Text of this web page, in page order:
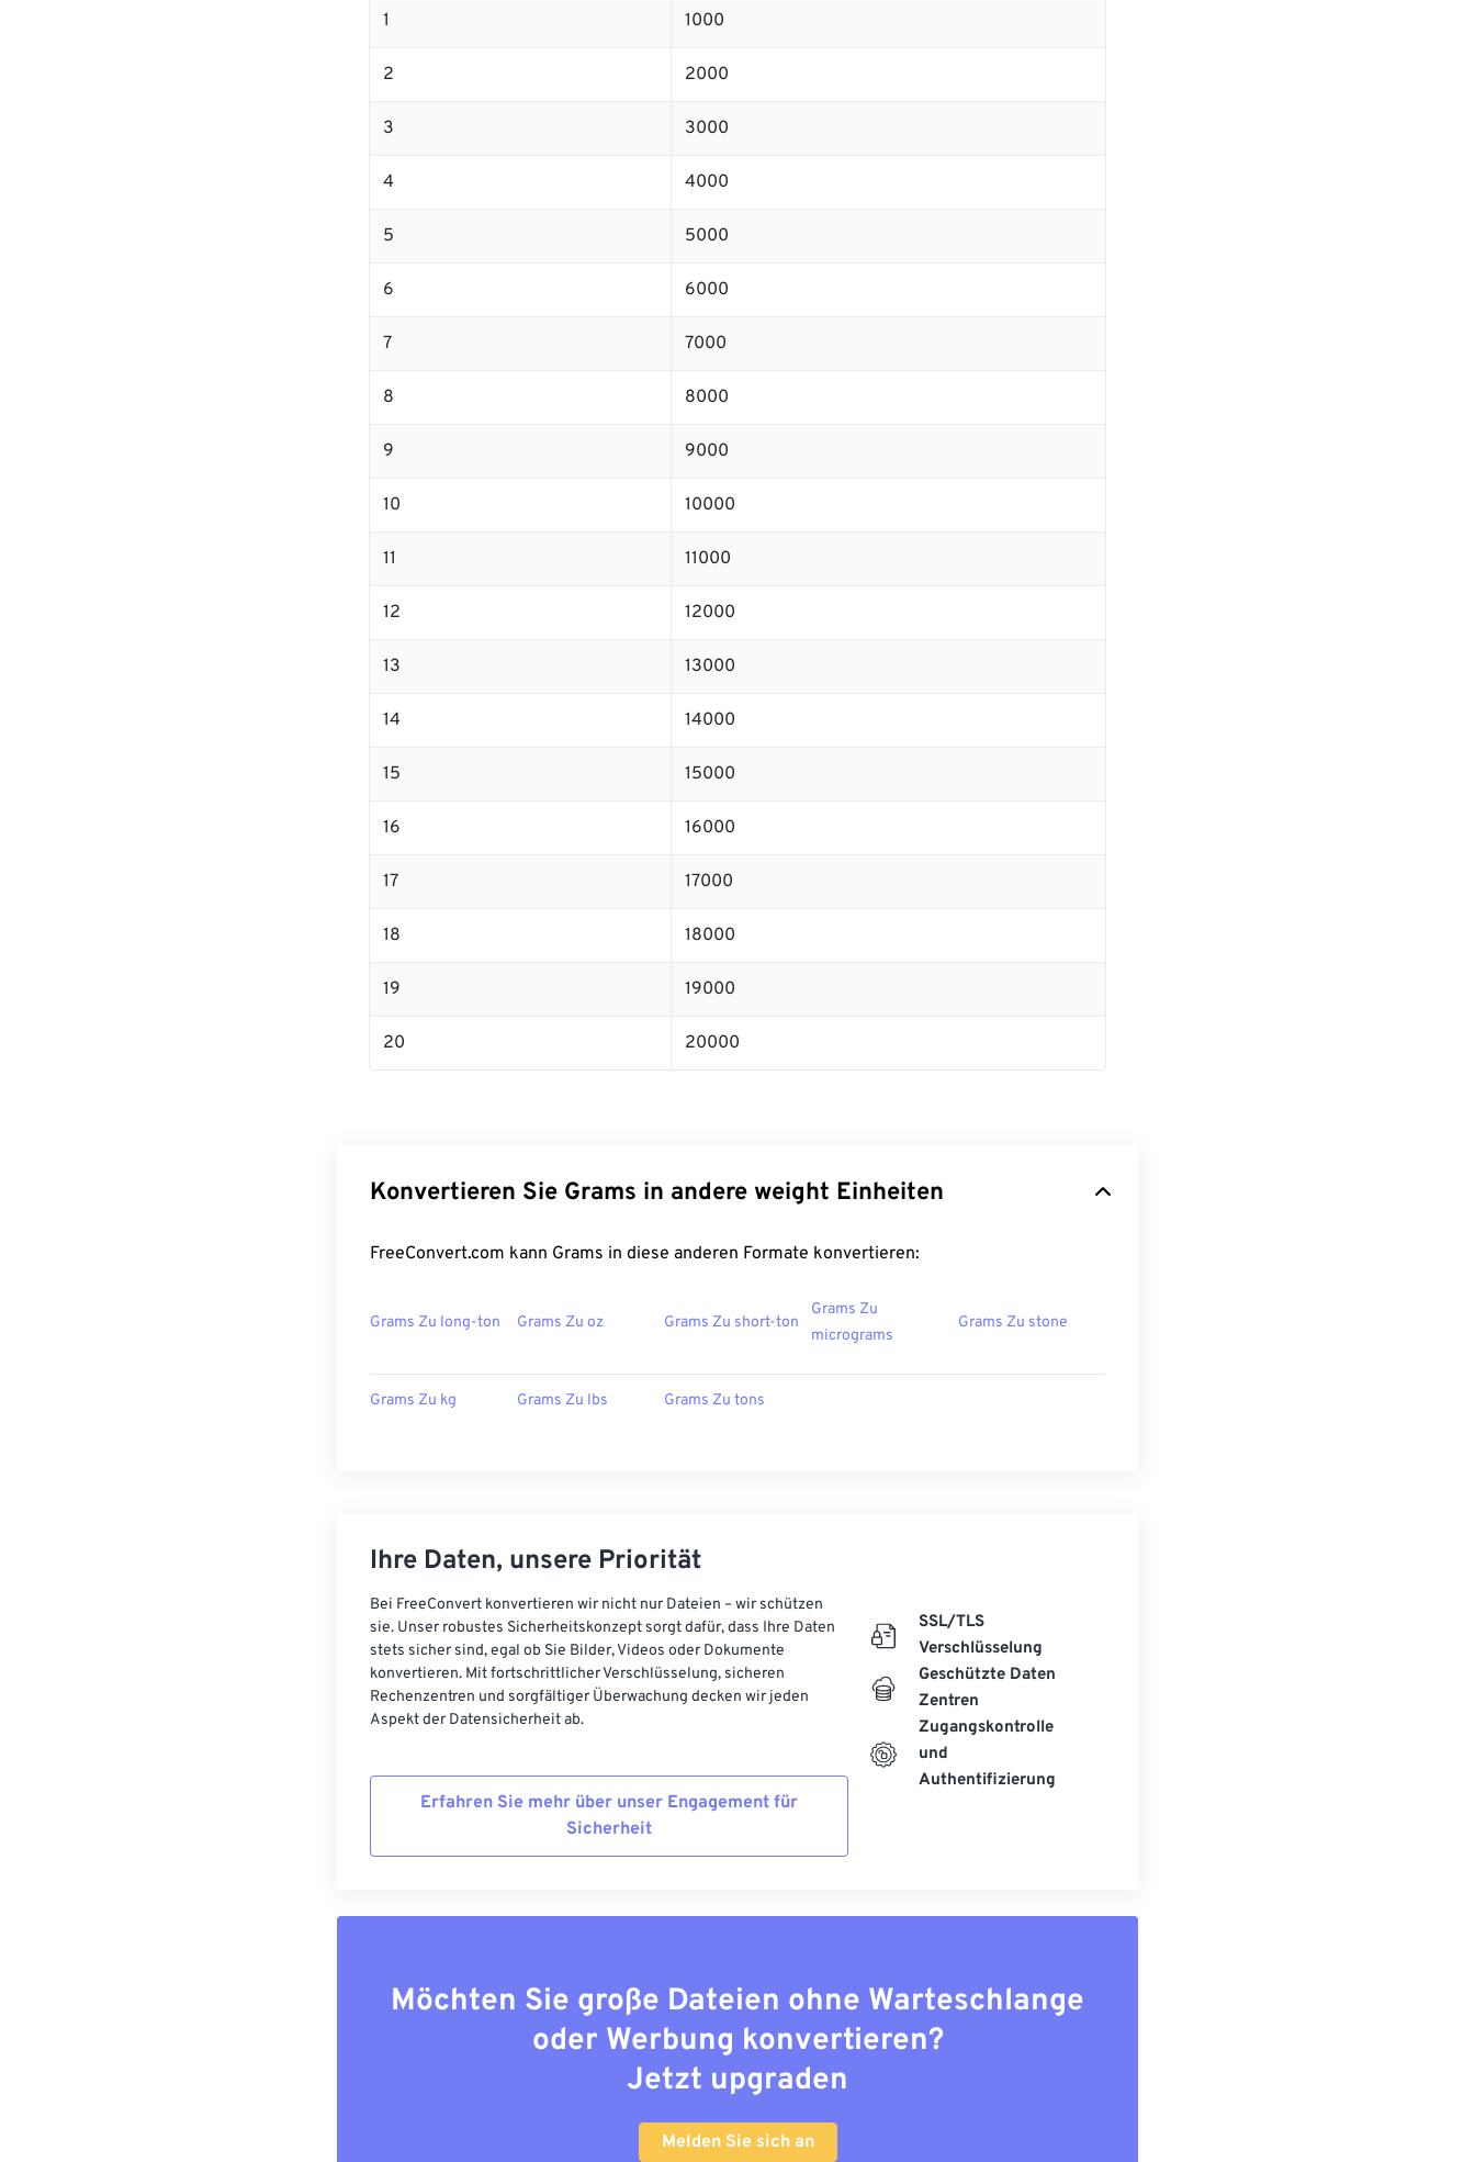
1 1000
2 2000
3 3000
4 4000
5 5000
6 6000
7 7000
8 8000
9 9000
10 10000
11 11000
12 12000
13 13000
14 14000
15 15000
16 16000
17 17000
18 18000
19 19000
20 20000
Konvertieren Sie Grams in andere weight Einheiten
FreeConvert.com kann Grams in diese anderen Formate konvertieren:
Grams Zu long-ton Grams Zu oz Grams Zu short-ton
Grams Zu
micrograms
Grams Zu stone
Grams Zu kg Grams Zu lbs Grams Zu tons
Ihre Daten, unsere Priorität
Bei FreeConvert konvertieren wir nicht nur Dateien – wir schützen
sie. Unser robustes Sicherheitskonzept sorgt dafür, dass Ihre Daten
stets sicher sind, egal ob Sie Bilder, Videos oder Dokumente
konvertieren. Mit fortschrittlicher Verschlüsselung, sicheren
Rechenzentren und sorgfältiger Überwachung decken wir jeden
Aspekt der Datensicherheit ab.
Erfahren Sie mehr über unser Engagement für
Sicherheit
SSL/TLS
Verschlüsselung
Geschützte Daten
Zentren
Zugangskontrolle
und
Authentifizierung
Möchten Sie große Dateien ohne Warteschlange
oder Werbung konvertieren?
Jetzt upgraden
Melden Sie sich an